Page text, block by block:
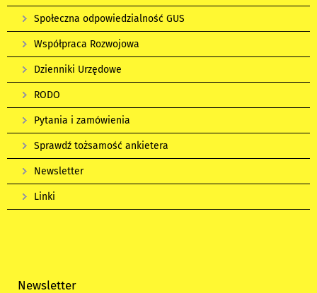
Społeczna odpowiedzialność GUS
Współpraca Rozwojowa
Dzienniki Urzędowe
RODO
Pytania i zamówienia
Sprawdź tożsamość ankietera
Newsletter
Linki
Newsletter